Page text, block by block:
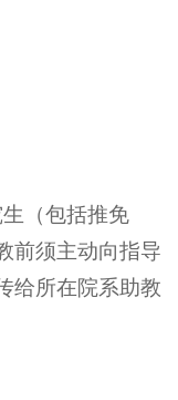
（包括推免
前须主动向指导
给所在院系助教